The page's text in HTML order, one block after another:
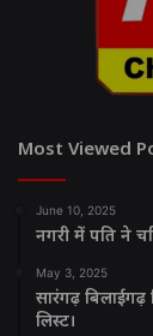
Most Viewed
June 10, 2025
नगरी में पति ने
May 3, 2025
सारंगढ़ बिलाईगढ़
लिस्ट।